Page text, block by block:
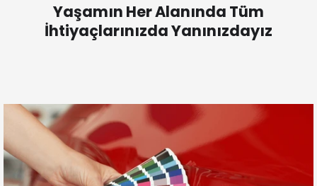
Yaşamın Her Alanında Tüm
İhtiyaçlarınızda Yanınızdayız